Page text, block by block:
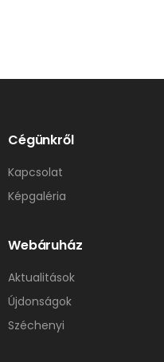
Cégünkről
Kapcsolat
Képgaléria
Webáruház
Aktualitások
Újdonságok
Széchenyi